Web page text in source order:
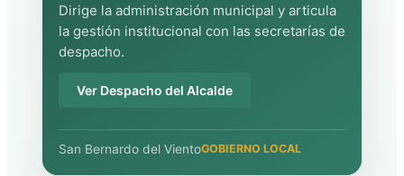
Dirige la administración municipal y articula
la gestión institucional con las secretarías de
despacho.
Ver Despacho del Alcalde
San Bernardo del VientoGOBIERNO LOCAL